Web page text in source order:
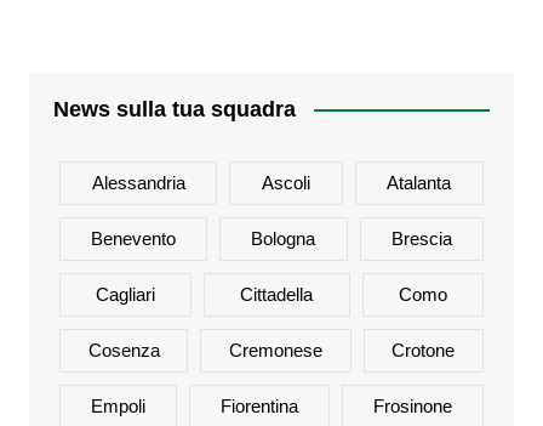
News sulla tua squadra
Alessandria Ascoli Atalanta
Benevento Bologna Brescia
Cagliari Cittadella Como
Cosenza Cremonese Crotone
Empoli Fiorentina Frosinone